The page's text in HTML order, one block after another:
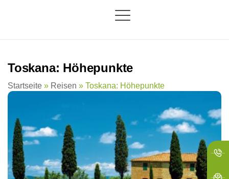
Toskana: Höhepunkte
Startseite » Reisen » Toskana: Höhepunkte